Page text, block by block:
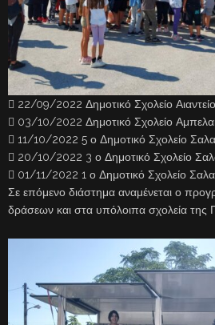
 22/09/2022 Δημοτικό Σχολείο
 03/10/2022 Δημοτικό Σχολείο
 11/10/2022 5 ο Δημοτικό Σχολείο
 20/10/2022 3 ο Δημοτικό Σχολείο
 01/11/2022 1 ο Δημοτικό Σχολείο
Σε επόμενο διάστημα αναμένεται ο
δράσεων και στα υπόλοιπα σχολεία